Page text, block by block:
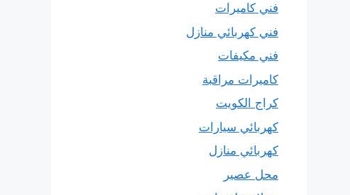
فني كاميرات
فني كهربائي منازل
فني مكيفات
كاميرات مراقبة
كراج الكويت
كهربائي سيارات
كهربائي منازل
محل عصير